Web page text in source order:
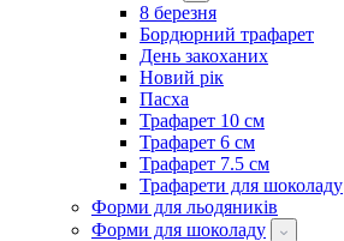
8 березня
Бордюрний трафарет
День закоханих
Новий рік
Пасха
Трафарет 10 см
Трафарет 6 см
Трафарет 7.5 см
Трафарети для шоколаду
Форми для льодяників
Форми для шоколаду